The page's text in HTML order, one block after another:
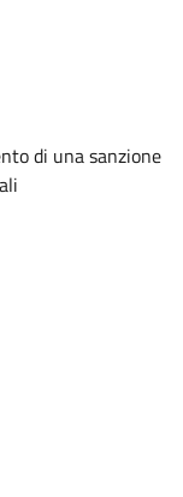
di una sanzione